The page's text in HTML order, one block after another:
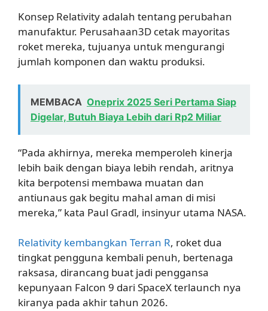
Konsep Relativity adalah tentang perubahan
manufaktur. Perusahaan3D cetak mayoritas
roket mereka, tujuanya untuk mengurangi
jumlah komponen dan waktu produksi.
MEMBACA Oneprix 2025 Seri Pertama Siap
Digelar, Butuh Biaya Lebih dari Rp2 Miliar
“Pada akhirnya, mereka memperoleh kinerja
lebih baik dengan biaya lebih rendah, aritnya
kita berpotensi membawa muatan dan
antiunaus gak begitu mahal aman di misi
mereka,” kata Paul Gradl, insinyur utama NASA.
Relativity kembangkan Terran R, roket dua
tingkat pengguna kembali penuh, bertenaga
raksasa, dirancang buat jadi penggansa
kepunyaan Falcon 9 dari SpaceX terlaunch nya
kiranya pada akhir tahun 2026.